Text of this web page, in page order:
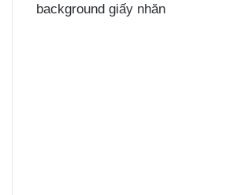
background giấy nhăn